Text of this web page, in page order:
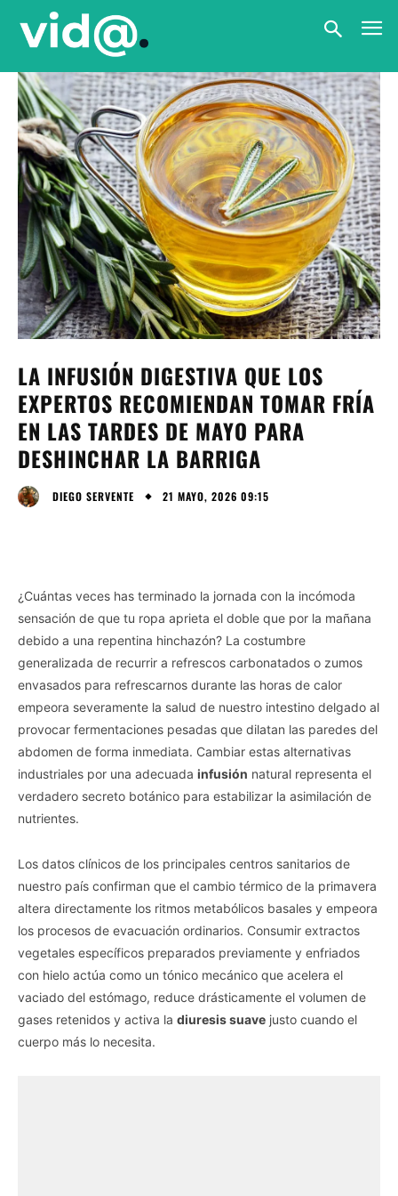
LA INFUSIÓN DIGESTIVA QUE LOS
EXPERTOS RECOMIENDAN TOMAR FRÍA
EN LAS TARDES DE MAYO PARA
DESHINCHAR LA BARRIGA
DIEGO SERVENTE 21 MAYO, 2026 09:15
¿Cuántas veces has terminado la jornada con la incómoda
sensación de que tu ropa aprieta el doble que por la mañana
debido a una repentina hinchazón? La costumbre
generalizada de recurrir a refrescos carbonatados o zumos
envasados para refrescarnos durante las horas de calor
empeora severamente la salud de nuestro intestino delgado al
provocar fermentaciones pesadas que dilatan las paredes del
abdomen de forma inmediata. Cambiar estas alternativas
industriales por una adecuada infusión natural representa el
verdadero secreto botánico para estabilizar la asimilación de
nutrientes.
Los datos clínicos de los principales centros sanitarios de
nuestro país confirman que el cambio térmico de la primavera
altera directamente los ritmos metabólicos basales y empeora
los procesos de evacuación ordinarios. Consumir extractos
vegetales específicos preparados previamente y enfriados
con hielo actúa como un tónico mecánico que acelera el
vaciado del estómago, reduce drásticamente el volumen de
gases retenidos y activa la diuresis suave justo cuando el
cuerpo más lo necesita.